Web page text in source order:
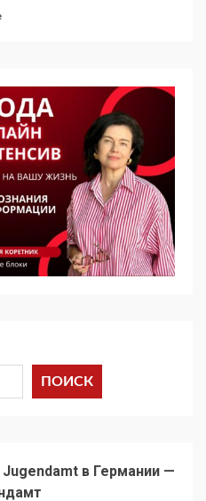
ПОИСК
в Германии —